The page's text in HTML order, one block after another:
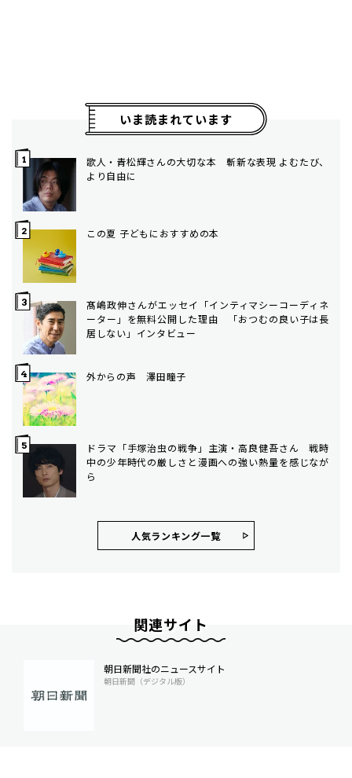
いま読まれています
歌人・青松輝さんの大切な本 斬新な表現 よむたび、
より自由に
この夏 子どもにおすすめの本
髙嶋政伸さんがエッセイ「インティマシーコーディネ
ーター」を無料公開した理由 「おつむの良い子は長
居しない」インタビュー
外からの声 澤田瞳子
ドラマ「手塚治虫の戦争」主演・高良健吾さん 戦時
中の少年時代の厳しさと漫画への強い熱量を感じなが
ら
人気ランキング⼀覧
関連サイト
朝日新聞社のニュースサイト
朝日新聞（デジタル版）